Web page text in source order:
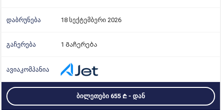
18 სექტემბერი 2026
1 Გაჩერება
ᲑᲘᲚᲔᲗᲔᲑᲘ 655 - ᲓᲐᲜ